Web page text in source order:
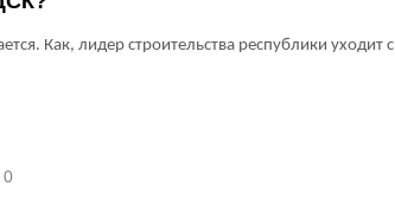
Как, лидер строительства республики уходит с
0